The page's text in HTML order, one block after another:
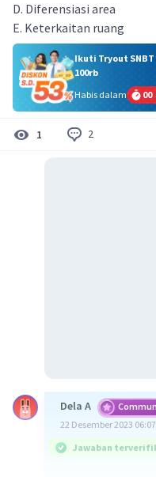
D. Diferensiasi area
E. Keterkaitan ruang
Ikuti Tryout
100rb
Habis dalam
00
1 2
Dela A
22 Desember 2023 06:07
Jawaban